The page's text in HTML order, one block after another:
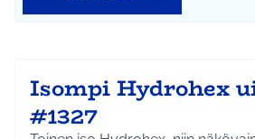
Isompi Hydrohex
#1327